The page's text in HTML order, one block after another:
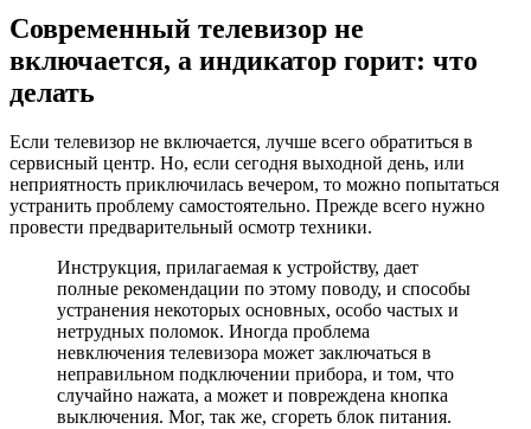
Современный телевизор не
включается, а индикатор горит: что
делать
Если телевизор не включается, лучше всего обратиться в
сервисный центр. Но, если сегодня выходной день, или
неприятность приключилась вечером, то можно попытаться
устранить проблему самостоятельно. Прежде всего нужно
провести предварительный осмотр техники.
Инструкция, прилагаемая к устройству, дает
полные рекомендации по этому поводу, и способы
устранения некоторых основных, особо частых и
нетрудных поломок. Иногда проблема
невключения телевизора может заключаться в
неправильном подключении прибора, и том, что
случайно нажата, а может и повреждена кнопка
выключения. Мог, так же, сгореть блок питания.